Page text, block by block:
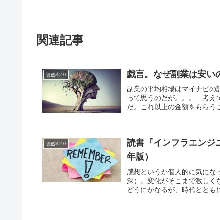
関連記事
徒然草2.0 戯言。なぜ副業は安い
副業の平均相場はマイナビの
って思うのだが。。。…考え
だ。これ以上の金額をもらう
徒然草2.0
読書『インフラエンジ
年版）
感想というか個人的に気にな
深）。変化がそこまで激しく
どうにかなるが、時代ととも